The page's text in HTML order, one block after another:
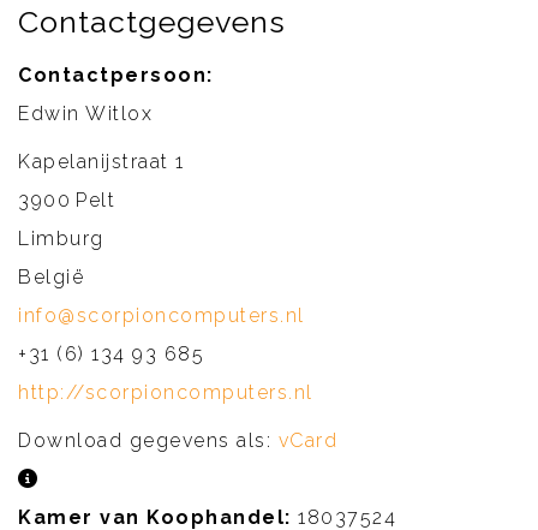
Contactgegevens
Contactpersoon:
Edwin Witlox
Kapelanijstraat 1
3900 Pelt
Limburg
België
info@scorpioncomputers.nl
+31 (6) 134 93 685
http://scorpioncomputers.nl
Download gegevens als: vCard
Kamer van Koophandel: 18037524